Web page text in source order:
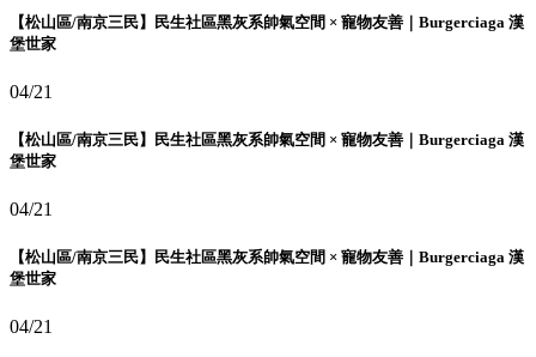
【松山區/南京三民】民生社區黑灰系帥氣空間 × 寵物友善｜Burgerciaga 漢
堡世家
04/21
【松山區/南京三民】民生社區黑灰系帥氣空間 × 寵物友善｜Burgerciaga 漢
堡世家
04/21
【松山區/南京三民】民生社區黑灰系帥氣空間 × 寵物友善｜Burgerciaga 漢
堡世家
04/21